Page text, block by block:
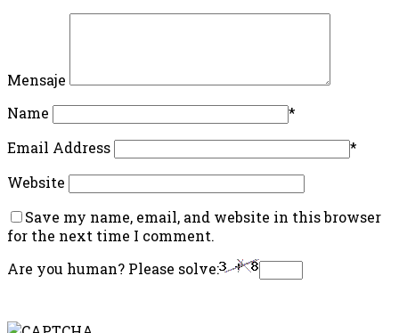
Mensaje
Name
*
Email Address
*
Website
Save my name, email, and website in this browser
for the next time I comment.
Are you human? Please solve: